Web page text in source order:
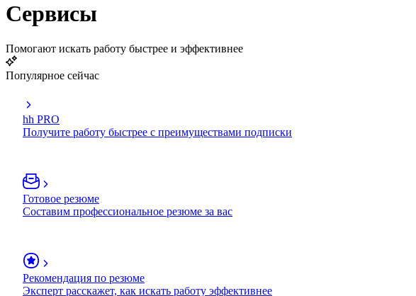
Сервисы
Помогают искать работу быстрее и эффективнее
Популярное сейчас
hh PRO
Получите работу быстрее с преимуществами подписки
Готовое резюме
Составим профессиональное резюме за вас
Рекомендация по резюме
Эксперт расскажет, как искать работу эффективнее